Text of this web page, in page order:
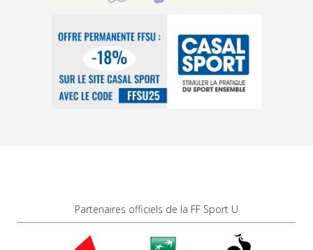
Partenaires officiels de la FF Sport U